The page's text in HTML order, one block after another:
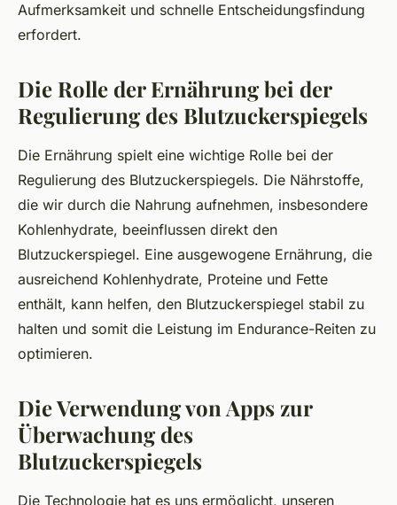
Aufmerksamkeit und schnelle Entscheidungsfindung
erfordert.
Die Rolle der Ernährung bei der
Regulierung des Blutzuckerspiegels
Die Ernährung spielt eine wichtige Rolle bei der
Regulierung des Blutzuckerspiegels. Die Nährstoffe,
die wir durch die Nahrung aufnehmen, insbesondere
Kohlenhydrate, beeinflussen direkt den
Blutzuckerspiegel. Eine ausgewogene Ernährung, die
ausreichend Kohlenhydrate, Proteine und Fette
enthält, kann helfen, den Blutzuckerspiegel stabil zu
halten und somit die Leistung im Endurance-Reiten zu
optimieren.
Die Verwendung von Apps zur
Überwachung des
Blutzuckerspiegels
Die Technologie hat es uns ermöglicht, unseren